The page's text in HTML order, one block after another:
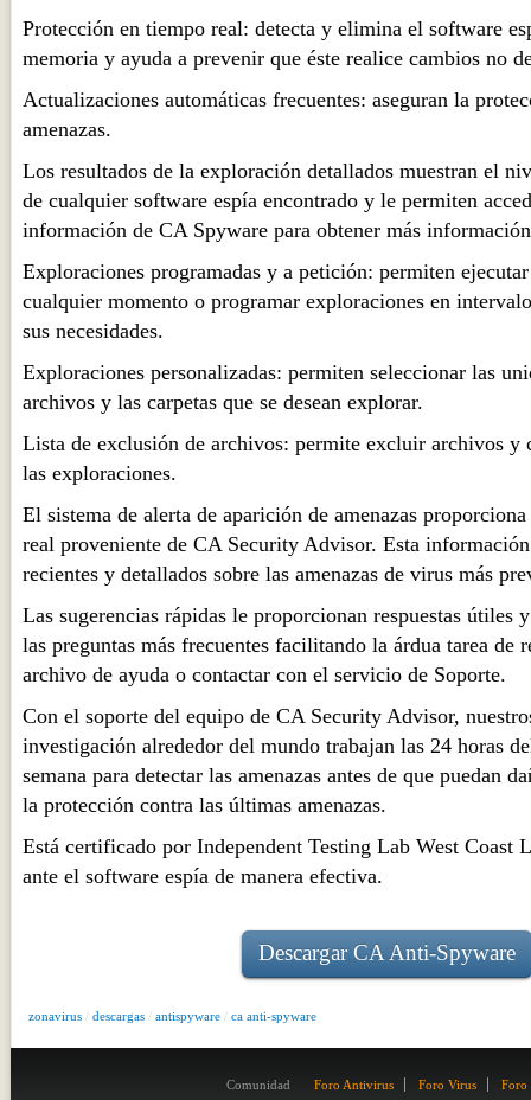
Protección en tiempo real: detecta y elimina el software
memoria y ayuda a prevenir que éste realice cambios no
Actualizaciones automáticas frecuentes: aseguran la
amenazas.
Los resultados de la exploración detallados muestran el
de cualquier software espía encontrado y le permiten
información de CA Spyware para obtener más
Exploraciones programadas y a petición: permiten
cualquier momento o programar exploraciones en
sus necesidades.
Exploraciones personalizadas: permiten seleccionar las
archivos y las carpetas que se desean explorar.
Lista de exclusión de archivos: permite excluir archivos y
las exploraciones.
El sistema de alerta de aparición de amenazas
real proveniente de CA Security Advisor. Esta
recientes y detallados sobre las amenazas de virus más
Las sugerencias rápidas le proporcionan respuestas útiles
las preguntas más frecuentes facilitando la árdua tarea de
archivo de ayuda o contactar con el servicio de Soporte.
Con el soporte del equipo de CA Security Advisor,
investigación alrededor del mundo trabajan las 24 horas
semana para detectar las amenazas antes de que puedan
la protección contra las últimas amenazas.
Está certificado por Independent Testing Lab West Coast
ante el software espía de manera efectiva.
Descargar CA Anti-Spyware
zonavirus / descargas / antispyware / ca anti-spyware
Comunidad Foro Antivirus Foro Virus Foro